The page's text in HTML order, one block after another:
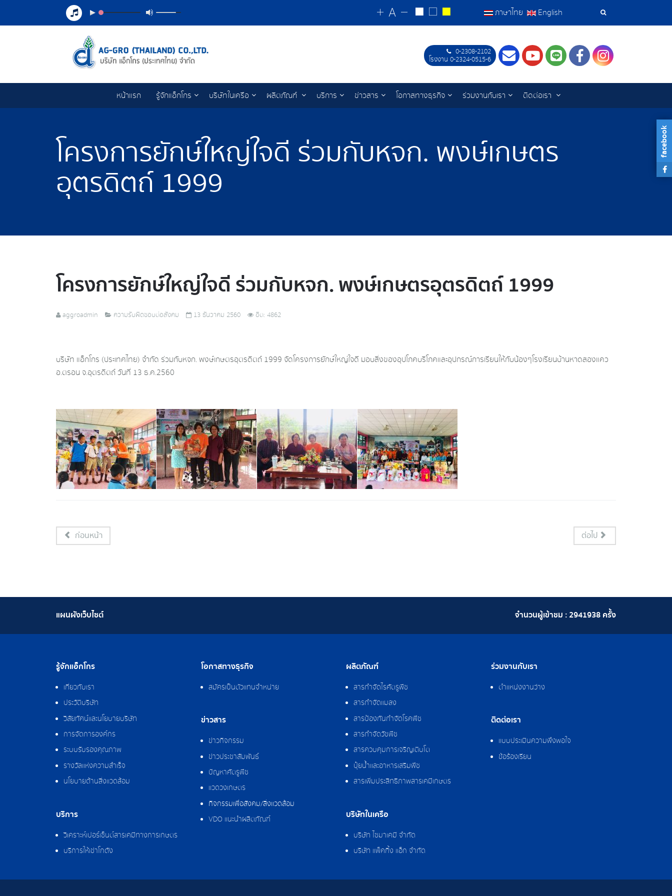
เครื่อง
ค้นหา
ภาษาไทย English
0-2308-2102
โรงงาน 0-2324-0515-6
ContactYoutube
LINEFacebookInstagram
หน้าแรก รู้จักแอ็กโกร บริษัทในเครือ ผลิตภัณฑ์ บริการ ข่าวสาร โอกาสทางธุรกิจ ร่วมงานกับเรา ติดต่อเรา
โครงการยักษ์ใหญ่ใจดี ร่วมกับหจก. พงษ์เกษตร
อุตรดิตถ์ 1999
โครงการยักษ์ใหญ่ใจดี ร่วมกับหจก. พงษ์เกษตรอุตรดิตถ์ 1999
aggroadmin ความรับผิดชอบต่อสังคม 13 ธันวาคม 2560 ฮิต: 4862
บริษัท แอ็กโกร (ประเทศไทย) จำกัด ร่วมกับหจก. พงษ์เกษตรอุตรดิตถ์ 1999 จัดโครงการยักษ์ใหญ่ใจดี มอบสิ่งของอุปโภคบริโภคและอุปกรณ์การเรียนให้กับน้องๆโรงเรียนบ้านหาดสองแคว
อ.ตรอน จ.อุตรดิตถ์ วันที่ 13 ธ.ค.2560
ก่อนหน้า ต่อไป
จำนวนผู้เข้าชม :2941938 ครั้ง
แผนผังเว็บไซต์
รู้จักแอ็กโกร
เกี่ยวกับเรา
ประวัติบริษัท
วิสัยทัศน์และนโยบายบริษัท
การจัดการองค์กร
ระบบรับรองคุณภาพ
รางวัลแห่งความสำเร็จ
นโยบายด้านสิ่งแวดล้อม
บริการ
วิเคราะห์เปอร์เซ็นต์สารเคมีทางการเกษตร
บริการให้เช่าโกดัง
โอกาสทางธุรกิจ
สมัครเป็นตัวแทนจำหน่าย
ข่าวสาร
ข่าวกิจกรรม
ข่าวประชาสัมพันธ์
ปัญหาศัตรูพืช
แวดวงเกษตร
กิจกรรมเพื่อสังคม/สิ่งแวดล้อม
VDO แนะนำผลิตภัณฑ์
ผลิตภัณฑ์
สารกำจัดไรศัตรูพืช
สารกำจัดแมลง
สารป้องกันกำจัดโรคพืช
สารกำจัดวัชพืช
สารควบคุมการเจริญเติบโต
ปุ๋ยน้ำและอาหารเสริมพืช
สารเพิ่มประสิทธิภาพสารเคมีเกษตร
บริษัทในเครือ
บริษัท ไซมาเคมี จำกัด
บริษัท แพ็คกิ้ง แอ็ก จำกัด
ร่วมงานกับเรา
ตำแหน่งงานว่าง
ติดต่อเรา
แบบประเมินความพึงพอใจ
ข้อร้องเรียน
facebook